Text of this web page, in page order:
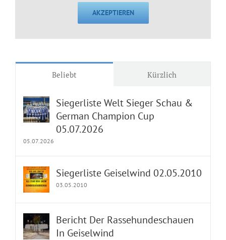
AKZEPTIEREN
Beliebt Kürzlich
Siegerliste Welt Sieger Schau &
German Champion Cup
05.07.2026
05.07.2026
Siegerliste Geiselwind 02.05.2010
03.05.2010
Bericht Der Rassehundeschauen
In Geiselwind